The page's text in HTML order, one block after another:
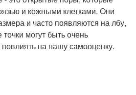
и кожными клетками. Они
и часто появляются на лбу,
могут быть очень
на нашу самооценку.